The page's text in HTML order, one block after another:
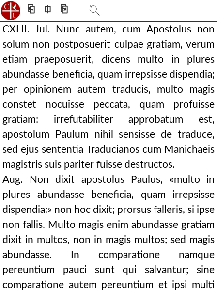
⎗ ⎅ ⎘
CXLII. Jul. Nunc autem, cum Apostolus non
solum non postposuerit culpae gratiam, verum
etiam praeposuerit, dicens multo in plures
abundasse beneficia, quam irrepsisse dispendia;
per opinionem autem traducis, multo magis
constet nocuisse peccata, quam profuisse
gratiam: irrefutabiliter approbatum est,
apostolum Paulum nihil sensisse de traduce,
sed ejus sententia Traducianos cum Manichaeis
magistris suis pariter fuisse destructos.
Aug. Non dixit apostolus Paulus, «multo in
plures abundasse beneficia, quam irrepsisse
dispendia:» non hoc dixit; prorsus falleris, si ipse
non fallis. Multo magis enim abundasse gratiam
dixit in multos, non in magis multos; sed magis
abundasse. In comparatione namque
pereuntium pauci sunt qui salvantur; sine
comparatione autem pereuntium et ipsi multi